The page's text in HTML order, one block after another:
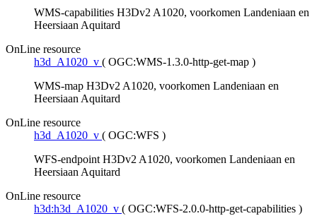
WMS-capabilities H3Dv2 A1020, voorkomen Landeniaan en
Heersiaan Aquitard
OnLine resource
h3d_A1020_v ( OGC:WMS-1.3.0-http-get-map )
WMS-map H3Dv2 A1020, voorkomen Landeniaan en
Heersiaan Aquitard
OnLine resource
h3d_A1020_v ( OGC:WFS )
WFS-endpoint H3Dv2 A1020, voorkomen Landeniaan en
Heersiaan Aquitard
OnLine resource
h3d:h3d_A1020_v ( OGC:WFS-2.0.0-http-get-capabilities )